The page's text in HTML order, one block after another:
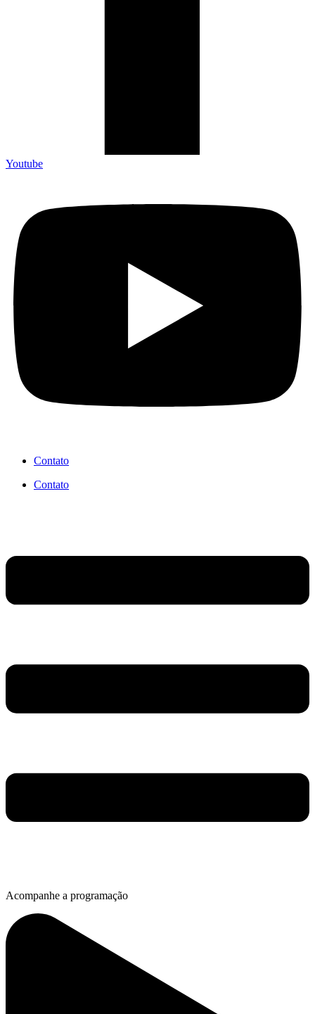
Youtube
Contato
Contato
Acompanhe a programação